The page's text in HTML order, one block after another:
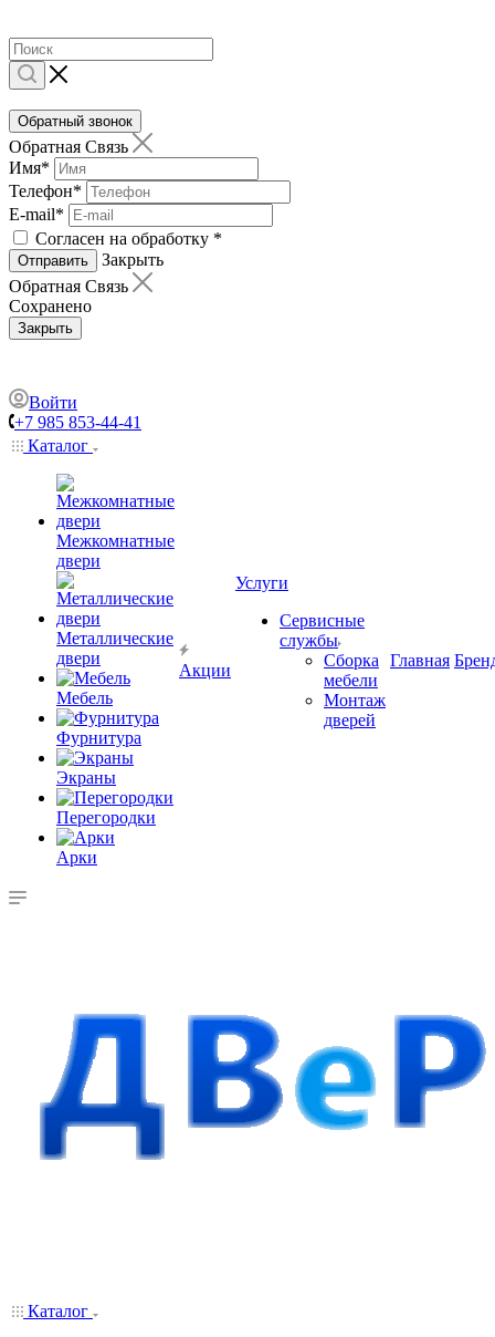
Обратный звонок
Обратная Связь
Имя*
Телефон*
E-mail*
Согласен на обработку *
Отправить
Закрыть
Обратная Связь
Сохранено
Закрыть
Войти
+7 985 853-44-41
Каталог
Межкомнатные
двери
Металлические
двери
Мебель
Фурнитура
Экраны
Перегородки
Арки
Акции
Услуги
Сервисные
службы
Сборка
мебели
Монтаж
дверей
Главная
Каталог